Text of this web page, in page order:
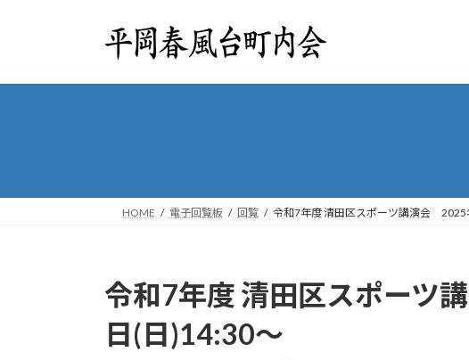
プ
動
HOME 電子回覧板 回覧 令和7年度 清田区スポーツ講演会
令和7年度 清田区スポー
日(日)14:30～